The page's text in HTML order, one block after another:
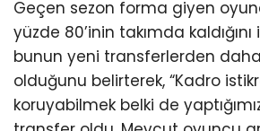
Geçen sezon forma giyen
yüzde 80’inin takımda
bunun yeni transferlerden
olduğunu belirterek, “Kadro
koruyabilmek belki de